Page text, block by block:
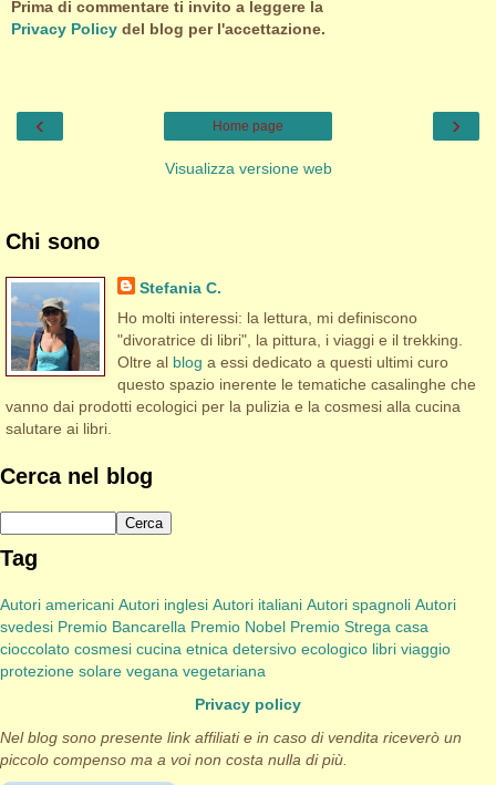
Prima di commentare ti invito a leggere la
Privacy Policy del blog per l'accettazione.
‹ ›
Home page
Visualizza versione web
Chi sono
Stefania C.
Ho molti interessi: la lettura, mi definiscono
"divoratrice di libri", la pittura, i viaggi e il trekking.
Oltre al blog a essi dedicato a questi ultimi curo
questo spazio inerente le tematiche casalinghe che
vanno dai prodotti ecologici per la pulizia e la cosmesi alla cucina
salutare ai libri.
Cerca nel blog
Tag
Autori americani Autori inglesi Autori italiani Autori spagnoli Autori
svedesi Premio Bancarella Premio Nobel Premio Strega casa
cioccolato cosmesi cucina etnica detersivo ecologico libri viaggio
protezione solare vegana vegetariana
Privacy policy
Nel blog sono presente link affiliati e in caso di vendita riceverò un
piccolo compenso ma a voi non costa nulla di più.